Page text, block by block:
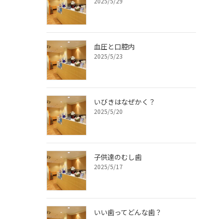
血圧と口腔内
2025/5/23
いびきはなぜかく？
2025/5/20
子供達のむし歯
2025/5/17
いい歯ってどんな歯？